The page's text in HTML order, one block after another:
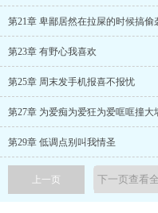
第21章 卑鄙居然在拉屎的时候搞偷
第23章 有野心我喜欢
第25章 周末发手机报喜不报忧
第27章 为爱痴为爱狂为爱哐哐撞大
第29章 低调点别叫我情圣
上一页